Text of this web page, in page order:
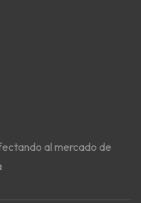
al mercado de